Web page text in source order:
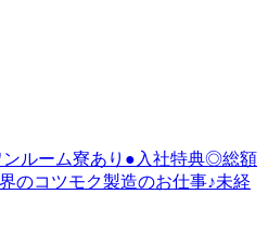
ンルーム寮あり●入社特典◎総額
のコツモク製造のお仕事♪未経